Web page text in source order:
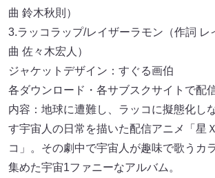
曲 鈴木秋則）
3.ラッコラップ/レイザーラモン（作詞
曲 佐々木宏人）
ジャケットデザイン：すぐる画伯
各ダウンロード・各サブスクサイトで配
内容：地球に遭難し、ラッコに擬態化し
す宇宙人の日常を描いた配信アニメ「星
コ」。その劇中で宇宙人が趣味で歌うカ
集めた宇宙1ファニーなアルバム。